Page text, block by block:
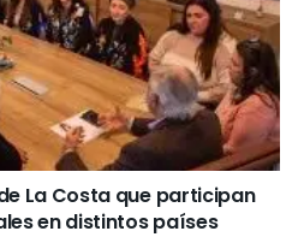
La Costa que participan
en distintos países